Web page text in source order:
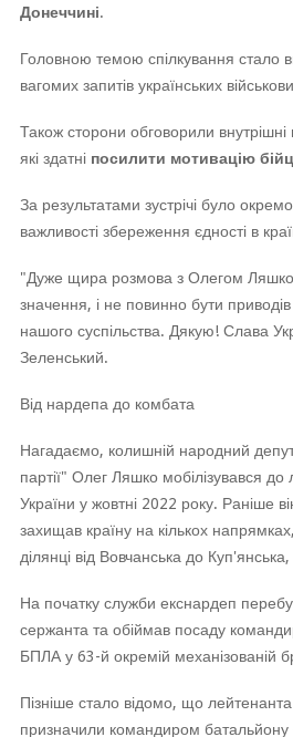
Донеччині.
Головною темою спілкування стало
вагомих запитів українських
Також сторони обговорили внутрішні
які здатні посилити мотивацію
За результатами зустрічі було
важливості збереження єдності в
"Дуже щира розмова з Олегом
значення, і не повинно бути
нашого суспільства. Дякую! Слава
Зеленський.
Від нардепа до комбата
Нагадаємо, колишній народний
партії" Олег Ляшко мобілізувався
України у жовтні 2022 року. Раніше
захищав країну на кількох
ділянці від Вовчанська до
На початку служби екснардеп
сержанта та обіймав посаду
БПЛА у 63-й окремій механізованій
Пізніше стало відомо, що
призначили командиром батальйону